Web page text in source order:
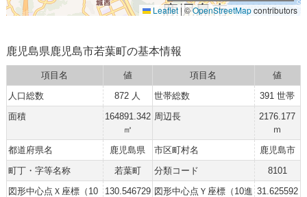
Leaflet | ©OpenStreetMapcontributors
鹿児島県鹿児島市若葉町の基本情報
項目名 値 項目名
値
人口総数
872 人 世帯総数
391 世帯
面積
164891.342
㎡
周辺長
2176.177
ｍ
都道府県名
鹿児島県 市区町村名
鹿児島市
町丁・字等名称
若葉町 分類コード
8101
図形中心点Ｘ座標（10
130.546729 図形中心点Ｙ座標（10進 31.625592